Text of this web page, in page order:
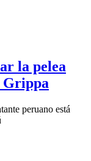
la pelea
Grippa
peruano está